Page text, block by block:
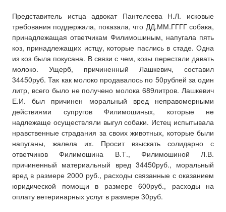
Представитель истца адвокат Пантелеева Н.Л. исковые
требования поддержала, показала, что ДД.ММ.ГГГГ собака,
принадлежащая ответчикам Филимошиным, напугала пять
коз, принадлежащих истцу, которые паслись в стаде. Одна
из коз была покусана. В связи с чем, козы перестали давать
молоко. Ущерб, причиненный Лашкевич, составил
34450руб. Так как молоко продавалось по 50рублей за один
литр, всего было не получено молока 689литров. Лашкевич
Е.И. был причинен моральный вред неправомерными
действиями супругов Филимошиных, которые не
надлежаще осуществляли выгул собаки. Истец испытывала
нравственные страдания за своих животных, которые были
напуганы, жалела их. Просит взыскать солидарно с
ответчиков Филимошина В.Т., Филимошиной Л.В.
причиненный материальный вред 34450руб., моральный
вред в размере 2000 руб., расходы связанные с оказанием
юридической помощи в размере 600руб., расходы на
оплату ветеринарных услуг в размере 30руб.